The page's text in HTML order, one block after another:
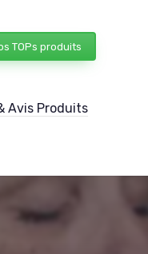
TOPs produits
Avis Produits